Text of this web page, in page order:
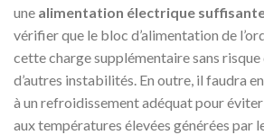
une alimentation électrique
vérifier que le bloc d’alimentation de
cette charge supplémentaire sans
d’autres instabilités. En outre, il faudra
à un refroidissement adéquat pour
aux températures élevées générées par